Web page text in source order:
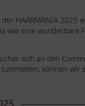
HAARMANIA
wie eine wunderbare
sich an den
können